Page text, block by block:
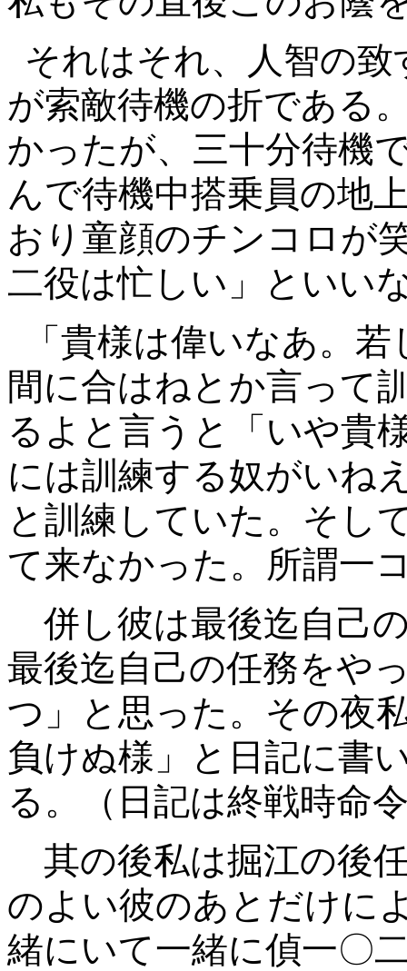
それはそれ、人智の
が索敵待機の折である
かったが、三十分待機
んで待機中搭乗員の地
おり童顔のチンコロが
二役は忙しい」といい
「貴様は偉いなあ。
間に合はねとか言って
るよと言うと「いや貴
には訓練する奴がいね
と訓練していた。そし
て来なかった。所謂一
併し彼は最後迄自己
最後迄自己の任務をや
つ」と思った。その夜
負けぬ様」と日記に書
る。（日記は終戦時命
其の後私は掘江の後
のよい彼のあとだけに
緒にいて一緒に偵一〇